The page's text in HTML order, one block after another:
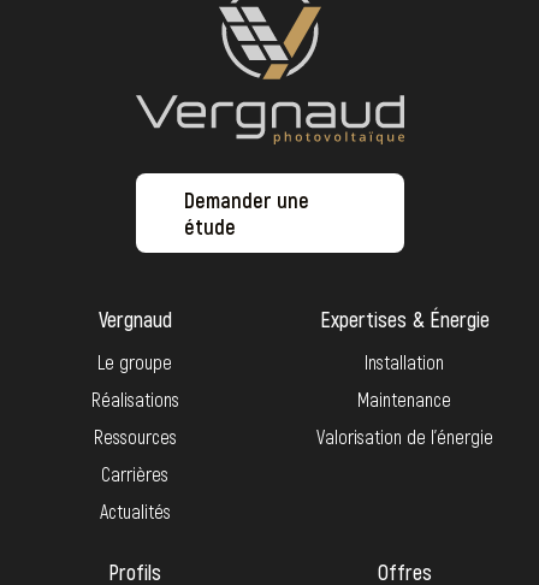
Demander une
étude
Vergnaud
Le groupe
Réalisations
Ressources
Carrières
Actualités
Expertises & Énergie
Installation
Maintenance
Valorisation de l’énergie
Profils Offres